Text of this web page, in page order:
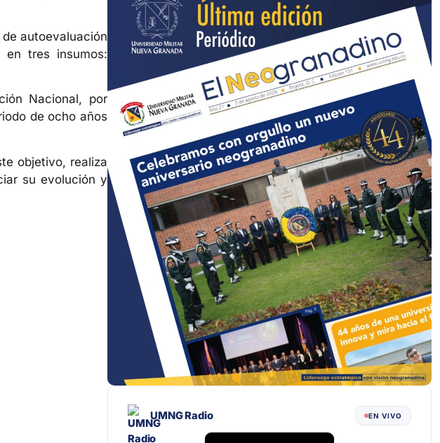
autoevaluación
tres insumos:
Nacional, por
de ocho años
objetivo, realiza
su evolución y
UMNG Radio EN VIVO